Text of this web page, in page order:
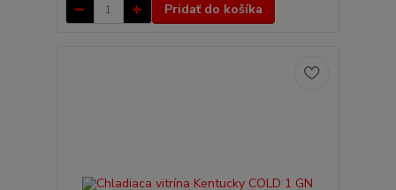
Pridať do košíka